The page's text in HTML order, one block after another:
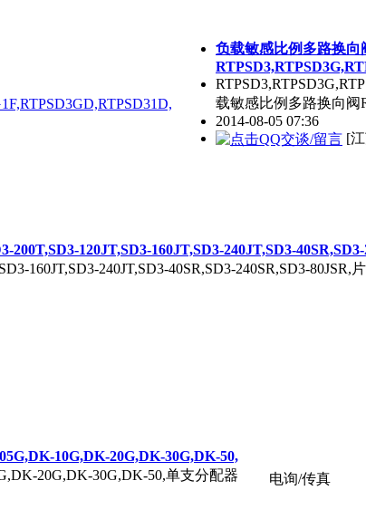
负载敏感比例多路换向
载敏感比例多路换向阀
2014-08-05 07:36
[
120JT,SD3-160JT,SD3-240JT,SD3-
160JT,SD3-240JT,SD3-40SR,SD3-240SR,SD3-80JSR,
10G,DK-20G,DK-30G,DK-50,
20G,DK-30G,DK-50,单支分配器
电询/传真